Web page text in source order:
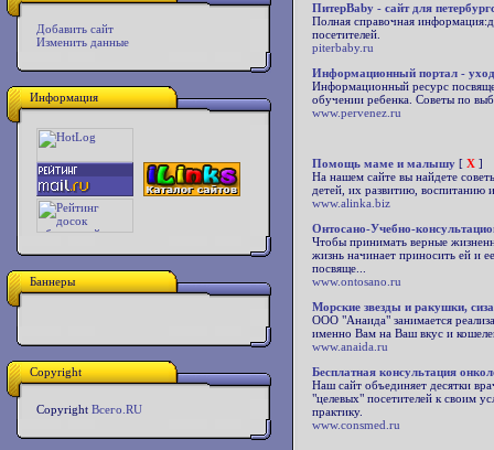
Добавить сайт
Изменить данные
Информация
Баннеры
Copyright
Copyright Всего.RU
ПитерBaby - сайт для
Полная справочная
посетителей.
piterbaby.ru
Информационный портал -
Информационный ресурс
обучении ребенка. Советы по
www.pervenez.ru
Помощь маме и малышу [ X ]
На нашем сайте вы найдете
детей, их развитию,
www.alinka.biz
Онтосано-Учебно-
Чтобы принимать верные
жизнь начинает приносить ей и
посвяще...
www.ontosano.ru
Морские звезды и ракушки,
ООО "Анаида" занимается
именно Вам на Ваш вкус и
www.anaida.ru
Бесплатная консультация
Наш сайт объединяет десятки
"целевых" посетителей к своим
практику.
www.consmed.ru